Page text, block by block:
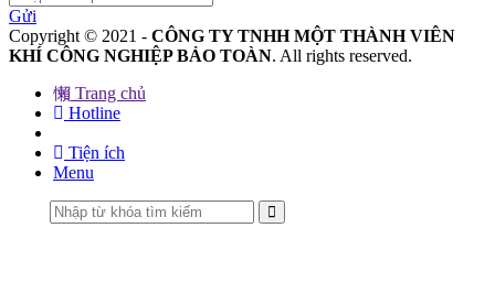
Gửi
Copyright © 2021 - CÔNG TY TNHH MỘT THÀNH VIÊN
KHÍ CÔNG NGHIỆP BẢO TOÀN. All rights reserved.
Trang chủ
Hotline
Tiện ích
Menu